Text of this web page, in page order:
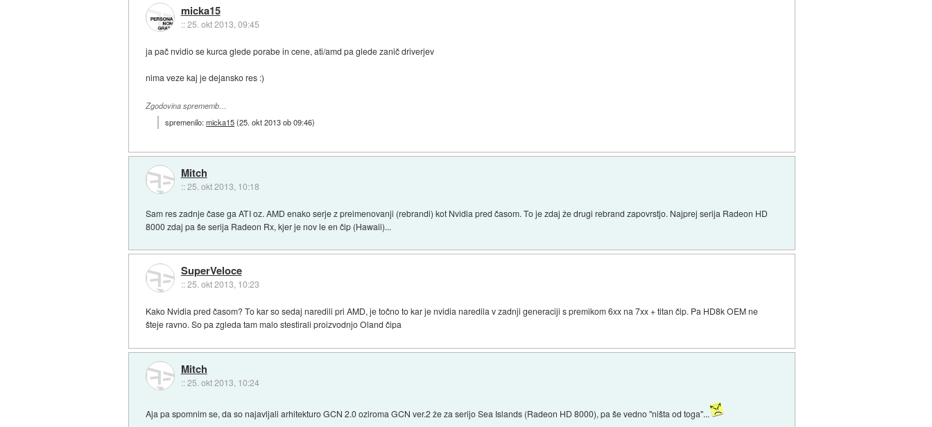
micka15
::25. okt 2013, 09:45
ja pač nvidio se kurca glede porabe in cene, ati/amd pa glede zanič driverjev
nima veze kaj je dejansko res :)
Zgodovina sprememb…
spremenilo:micka15(25. okt 2013 ob 09:46)
Mitch
::25. okt 2013, 10:18
Sam res zadnje čase ga ATI oz. AMD enako serje z preimenovanji (rebrandi) kot Nvidia pred časom. To je zdaj že drugi rebrand zapovrstjo. Najprej serija Radeon HD
8000 zdaj pa še serija Radeon Rx, kjer je nov le en čip (Hawaii)...
SuperVeloce
::25. okt 2013, 10:23
Kako Nvidia pred časom? To kar so sedaj naredili pri AMD, je točno to kar je nvidia naredila v zadnji generaciji s premikom 6xx na 7xx + titan čip. Pa HD8k OEM ne
šteje ravno. So pa zgleda tam malo stestirali proizvodnjo Oland čipa
Mitch
::25. okt 2013, 10:24
Aja pa spomnim se, da so najavljali arhitekturo GCN 2.0 oziroma GCN ver.2 že za serijo Sea Islands (Radeon HD 8000), pa še vedno "ništa od toga"...